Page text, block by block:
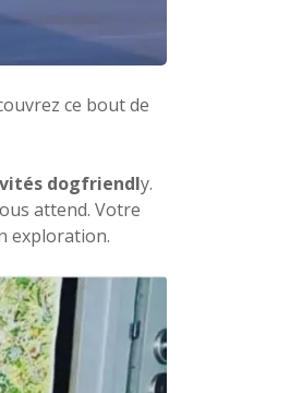
ce bout de
dogfriendly.
attend. Votre
exploration.